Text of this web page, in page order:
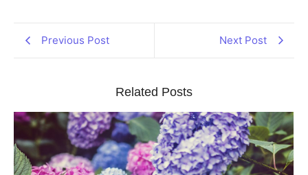
Previous Post Next Post
Related Posts